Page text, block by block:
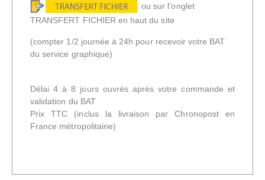
ou sur l'onglet
TRANSFERT FICHIER en haut du site
(compter 1/2 journée à 24h pour recevoir votre BAT
du service graphique)
Délai 4 à 8 jours ouvrés après votre commande et
validation du BAT
Prix TTC (inclus la livraison par Chronopost en
France métropolitaine)